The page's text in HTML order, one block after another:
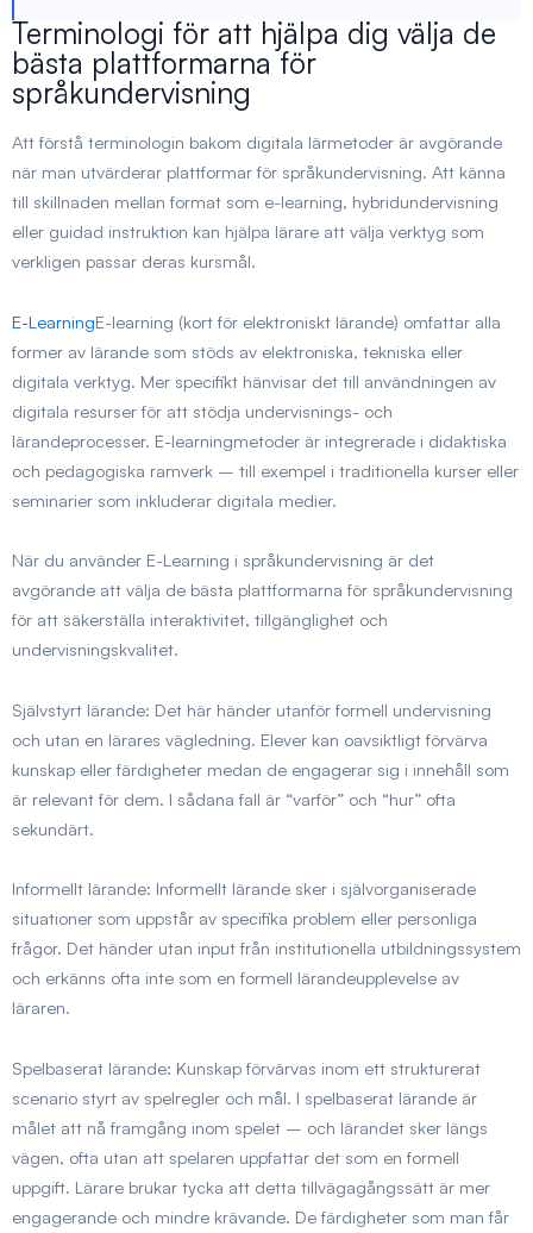
Terminologi för att hjälpa dig välja de
bästa plattformarna för
språkundervisning
Att förstå terminologin bakom digitala lärmetoder är avgörande
när man utvärderar plattformar för språkundervisning. Att känna
till skillnaden mellan format som e-learning, hybridundervisning
eller guidad instruktion kan hjälpa lärare att välja verktyg som
verkligen passar deras kursmål.
E-LearningE-learning (kort för elektroniskt lärande) omfattar alla
former av lärande som stöds av elektroniska, tekniska eller
digitala verktyg. Mer specifikt hänvisar det till användningen av
digitala resurser för att stödja undervisnings- och
lärandeprocesser. E-learningmetoder är integrerade i didaktiska
och pedagogiska ramverk – till exempel i traditionella kurser eller
seminarier som inkluderar digitala medier.
När du använder E-Learning i språkundervisning är det
avgörande att välja de bästa plattformarna för språkundervisning
för att säkerställa interaktivitet, tillgänglighet och
undervisningskvalitet.
Självstyrt lärande: Det här händer utanför formell undervisning
och utan en lärares vägledning. Elever kan oavsiktligt förvärva
kunskap eller färdigheter medan de engagerar sig i innehåll som
är relevant för dem. I sådana fall är “varför” och “hur” ofta
sekundärt.
Informellt lärande: Informellt lärande sker i självorganiserade
situationer som uppstår av specifika problem eller personliga
frågor. Det händer utan input från institutionella utbildningssystem
och erkänns ofta inte som en formell lärandeupplevelse av
läraren.
Spelbaserat lärande: Kunskap förvärvas inom ett strukturerat
scenario styrt av spelregler och mål. I spelbaserat lärande är
målet att nå framgång inom spelet – och lärandet sker längs
vägen, ofta utan att spelaren uppfattar det som en formell
uppgift. Lärare brukar tycka att detta tillvägagångssätt är mer
engagerande och mindre krävande. De färdigheter som man får